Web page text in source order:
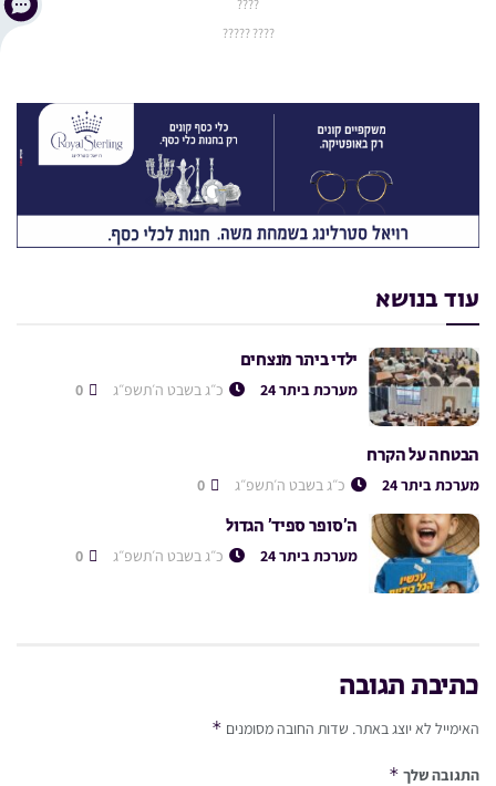
????
???? ?????
עוד בנושא
ילדי ביתר מנצחים
מערכת ביתר 24 כ״ג בשבט ה׳תשפ״ג
הבטחה על הקרח
מערכת ביתר 24 כ״ג בשבט ה׳תשפ״ג
ה’סופר ספיד’ הגדול
מערכת ביתר 24 כ״ג בשבט ה׳תשפ״ג
כתיבת תגובה
האימייל לא יוצג באתר. שדות החובה מסומנים *
התגובה שלך *